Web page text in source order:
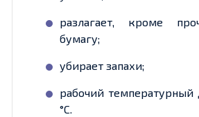
разлагает, кроме
бумагу;
убирает запахи;
рабочий температурный
°С.